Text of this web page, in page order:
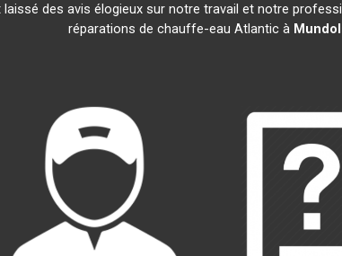
des avis élogieux sur notre travail et notre
réparations de chauffe-eau Atlantic à